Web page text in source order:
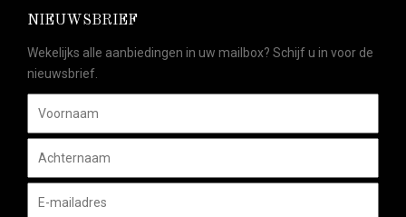
NIEUWSBRIEF
Wekelijks alle aanbiedingen in uw mailbox? Schijf u in voor de
nieuwsbrief.